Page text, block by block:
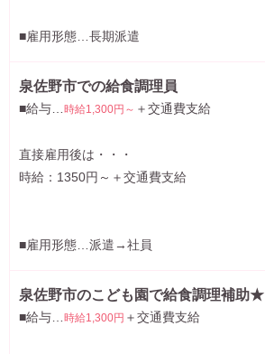
■雇用形態…長期派遣
泉佐野市での給食調理員
■給与… 時給1,300円～ ＋交通費支給
直接雇用後は・・・
時給：1350円～＋交通費支給
■雇用形態…派遣→社員
泉佐野市のこども園で給食調理補助★
■給与… 時給1,300円 ＋交通費支給